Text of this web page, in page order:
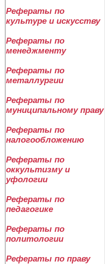
Рефераты по
культуре и искусству
Рефераты по
менеджменту
Рефераты по
металлургии
Рефераты по
муниципальному праву
Рефераты по
налогообложению
Рефераты по
оккультизму и
уфологии
Рефераты по
педагогике
Рефераты по
политологии
Рефераты по праву